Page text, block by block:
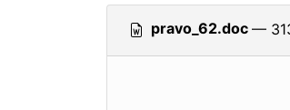
pravo_62.doc —